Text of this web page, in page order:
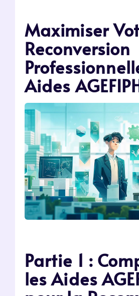
Maximiser
Reconversion
Aides
Partie 1 :
les Aides